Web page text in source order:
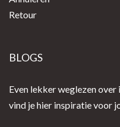
Retour
BLOGS
Even lekker weglezen
vind je hier inspiratie voor